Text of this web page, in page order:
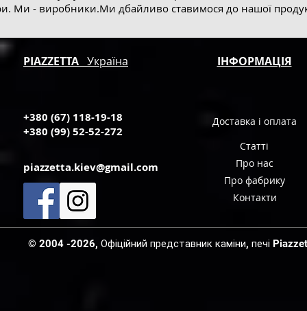
Ми - виробники.Ми дбайливо ставимося до нашої
PIAZZETTA Україна ІНФОРМАЦІЯ
+380 (67) 118-19-18
+380 (99) 52-52-272
Доставка і оплата
Статті
piazzetta.kiev@gmail.com
Про нас
Про фабрику
Контакти
© 2004 -2026, Офіційний представник каміни, печі